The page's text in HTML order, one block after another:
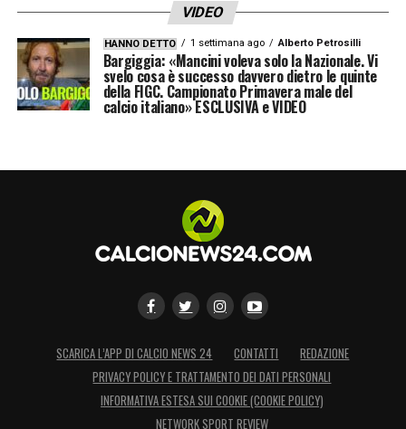
VIDEO
HANNO DETTO 1 settimana ago Alberto Petrosilli
Bargiggia: «Mancini voleva solo la Nazionale. Vi
svelo cosa è successo davvero dietro le quinte
della FIGC. Campionato Primavera male del
calcio italiano» ESCLUSIVA e VIDEO
SCARICA L’APP DI CALCIO NEWS 24 CONTATTI
REDAZIONE
PRIVACY POLICY E TRATTAMENTO DEI DATI PERSONALI
INFORMATIVA ESTESA SUI COOKIE (COOKIE POLICY)
NETWORK SPORT REVIEW